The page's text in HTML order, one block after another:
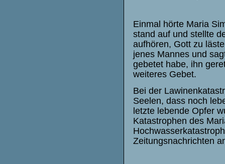
Einmal hörte Maria
stand auf und stellte
aufhören, Gott zu
jenes Mannes und
gebetet habe, ihn
weiteres Gebet.
Bei der
Seelen, dass noch
letzte lebende Opfer
Katastrophen des
Zeitungsnachrichten